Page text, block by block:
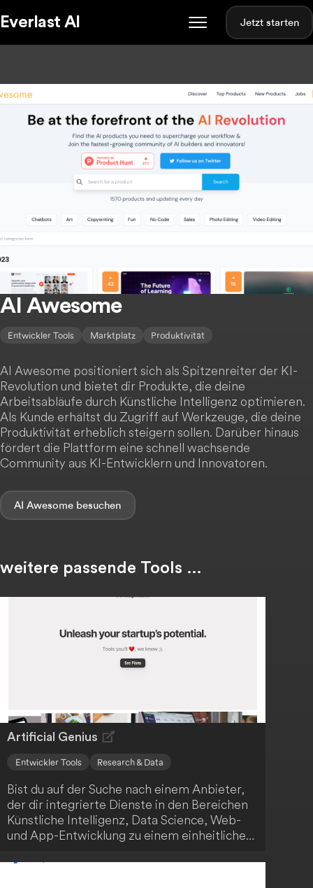
Everlast AI Jetzt starten
AI Awesome
Entwickler Tools Marktplatz Produktivität
AI Awesome positioniert sich als Spitzenreiter der KI-
Revolution und bietet dir Produkte, die deine
Arbeitsabläufe durch Künstliche Intelligenz optimieren.
Als Kunde erhältst du Zugriff auf Werkzeuge, die deine
Produktivität erheblich steigern sollen. Darüber hinaus
fördert die Plattform eine schnell wachsende
Community aus KI-Entwicklern und Innovatoren.
AI Awesome
weitere passende Tools …
Artificial Genius
Entwickler Tools Research & Data
Bist du auf der Suche nach einem Anbieter,
der dir integrierte Dienste in den Bereichen
Künstliche Intelligenz, Data Science, Web-
und App-Entwicklung zu einem einheitlichen
genau das Richtige für dich! Das